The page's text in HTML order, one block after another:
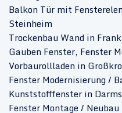
Balkon Tür mit
Steinheim
Trockenbau Wand in
Gauben Fenster, Fenster
Vorbaurollladen in
Fenster Modernisierung /
Kunststofffenster in
Fenster Montage /